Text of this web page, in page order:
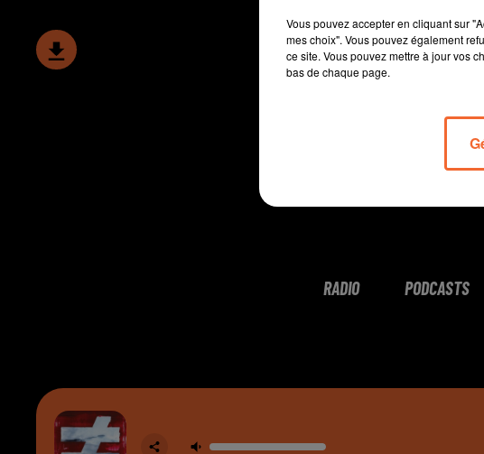
RADIO PODCASTS
Vous pouvez accepter en cliquant sur
mes choix". Vous pouvez également
ce site. Vous pouvez mettre à jour vos
bas de chaque page.